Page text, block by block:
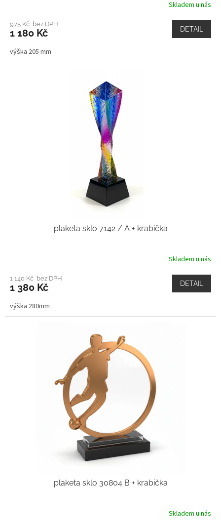
Skladem u nás
975 Kč bez DPH
1 180 Kč DETAIL
výška 205 mm
plaketa sklo 7142 / A + krabička
Skladem u nás
1 140 Kč bez DPH
1 380 Kč DETAIL
výška 280mm
plaketa sklo 30804 B + krabička
Skladem u nás